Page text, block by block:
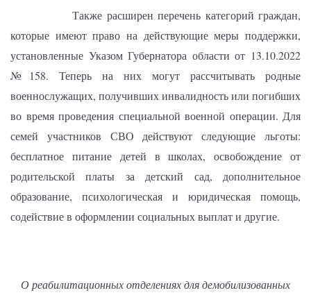
Также расширен перечень категорий граждан,
которые имеют право на действующие меры поддержки,
установленные Указом Губернатора области от 13.10.2022
№158. Теперь на них могут рассчитывать родные
военнослужащих, получивших инвалидность или погибших
во время проведения специальной военной операции. Для
семей участников СВО действуют следующие льготы:
бесплатное питание детей в школах, освобождение от
родительской платы за детский сад, дополнительное
образование, психологическая и юридическая помощь,
содействие в оформлении социальных выплат и другие.
О реабилитационных отделениях для демобилизованных